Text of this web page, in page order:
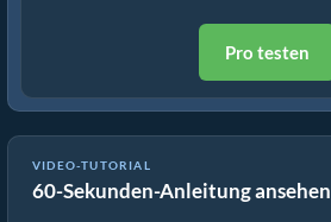
Pro testen
VIDEO-TUTORIAL
60-Sekunden-Anleitung ansehen
Wie man Mediendateien konvertiert